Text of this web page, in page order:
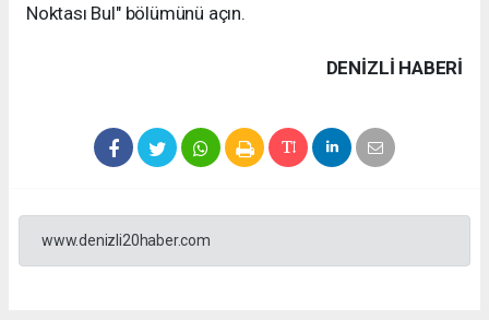
Noktası Bul" bölümünü açın.
DENIZLI HABERİ
www.denizli20haber.com